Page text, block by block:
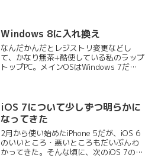
話交換機」のこ...
Windows 8に入れ換え
なんだかんだとレジストリ変更などし
て、かなり無茶+酷使している私のラップ
トップPC。メインOSはWindows 7だ
っていたのだが、...
iOS 7について少しずつ明らかに
なってきた
2月から使い始めたiPhone 5だが、iOS 6
のいいところ・悪いところもだいぶんわ
かってきた。そんな頃に、次のiOS 7のア